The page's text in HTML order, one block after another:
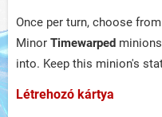
Once per turn, choose
Minor Timewarped
into. Keep this minion's
Létrehozó kártya